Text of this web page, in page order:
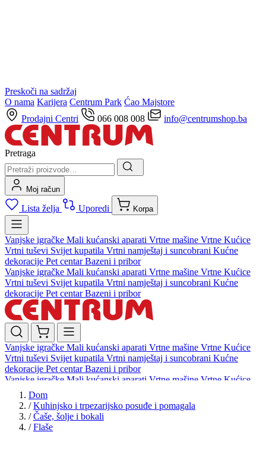
Preskoči na sadržaj
O nama Karijera Centrum Park Ćao Majstore
Prodajni Centri
066 008 008 info@centrumshop.ba
Pretraga
Moj račun
Lista želja Uporedi Korpa
Vanjske igračke Mali kućanski aparati Vrtne mašine Vrtne Kućice
Vrtni tuševi Svijet kupatila Vrtni namještaj i suncobrani Kućne
dekoracije Pet centarBazeni i pribor
Vanjske igračke Mali kućanski aparati Vrtne mašine Vrtne Kućice
Vrtni tuševi Svijet kupatila Vrtni namještaj i suncobrani Kućne
dekoracije Pet centarBazeni i pribor
Vanjske igračke Mali kućanski aparati Vrtne mašine Vrtne Kućice
Vrtni tuševi Svijet kupatila Vrtni namještaj i suncobrani Kućne
dekoracije Pet centarBazeni i pribor
Vanjske igračke Mali kućanski aparati Vrtne mašine Vrtne Kućice
Vrtni tuševi
dekoracijePet centar Bazeni i pribor
Dom
/ Kuhinjsko i trpezarijsko posuđe i pomagala
/ Čaše, šolje i bokali
/ Flaše